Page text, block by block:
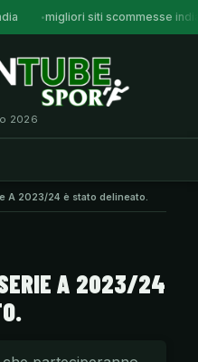
migliori siti scommesse
2026
A 2023/24 è stato delineato.
A 2023/24